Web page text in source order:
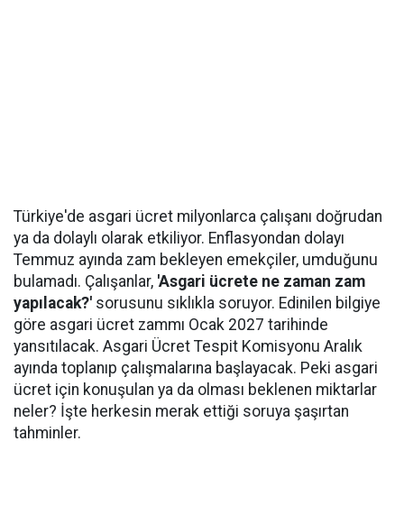
Türkiye'de asgari ücret milyonlarca çalışanı doğrudan
ya da dolaylı olarak etkiliyor. Enflasyondan dolayı
Temmuz ayında zam bekleyen emekçiler, umduğunu
bulamadı. Çalışanlar, 'Asgari ücrete ne zaman zam
yapılacak?' sorusunu sıklıkla soruyor. Edinilen bilgiye
göre asgari ücret zammı Ocak 2027 tarihinde
yansıtılacak. Asgari Ücret Tespit Komisyonu Aralık
ayında toplanıp çalışmalarına başlayacak. Peki asgari
ücret için konuşulan ya da olması beklenen miktarlar
neler? İşte herkesin merak ettiği soruya şaşırtan
tahminler.